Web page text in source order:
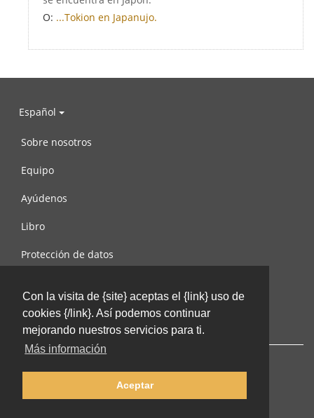
Con la visita de {site} aceptas el {link} uso de
cookies {/link}. Así podemos continuar
mejorando nuestros servicios para ti.
Más información
Aceptar
O: ...Tokion en Japanujo.
Español
Sobre nosotros
Equipo
Ayúdenos
Libro
Protección de datos
Contáctenos
© 2002-2026 lernu.net |Impressum